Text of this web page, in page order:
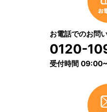
お電話でのお問
0120-
受付時間